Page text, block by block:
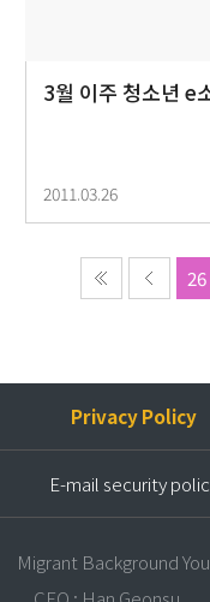
3월 이주 청소년 e
2011.03.26
26
Privacy Policy
E-mail security
Migrant Background